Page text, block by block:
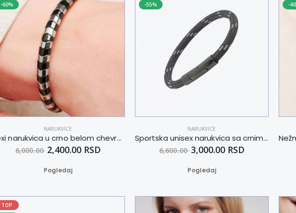
-60%
NARUKVICE
Flexi narukvica u crno belom chevron dizajnu M
6,000.00 2,400.00 RSD
Pogledaj
-55%
NARUKVICE
Sportska unisex narukvica sa crnim zatvaračem od nerđajućeg čelika i magnetom M
6,600.00 3,000.00 RSD
Pogledaj
-
TOP